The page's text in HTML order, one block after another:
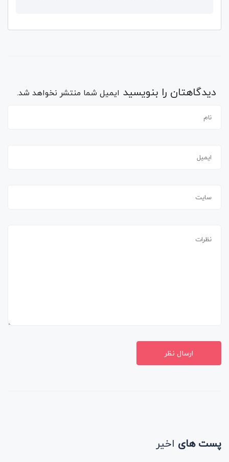
دیدگاهتان را بنویسید ایمیل شما منتشر نخواهد شد.
ارسال نظر
پست های اخیر